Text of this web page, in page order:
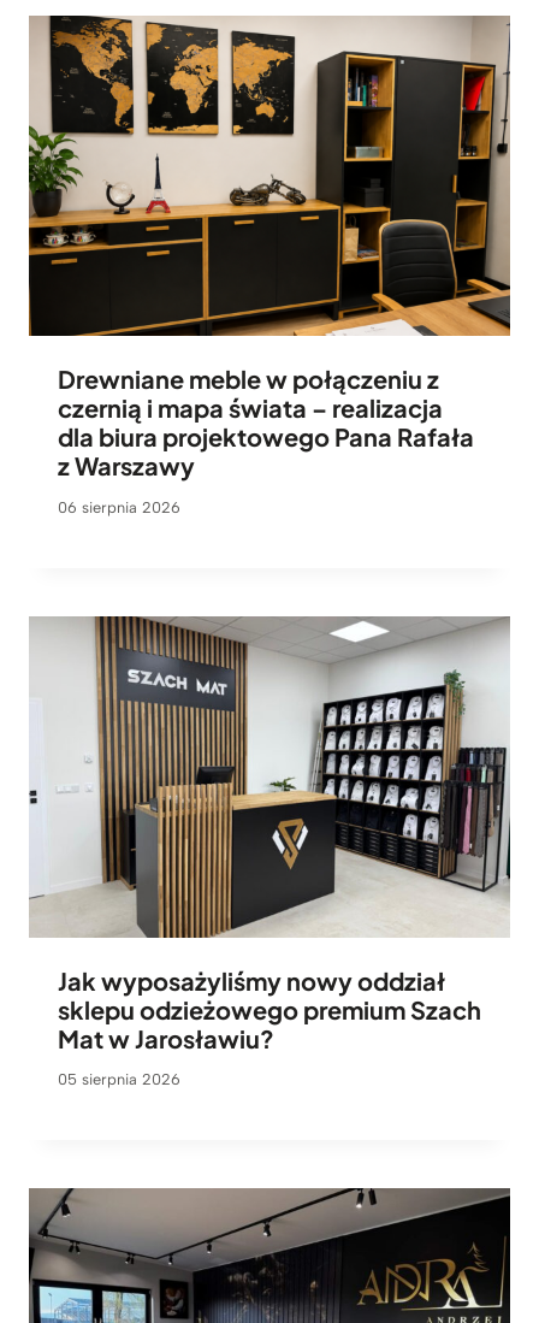
5
.
9
9
9
Drewniane meble w połączeniu z
czernią i mapa świata – realizacja
dla biura projektowego Pana Rafała
z Warszawy
06 sierpnia 2026
Jak wyposażyliśmy nowy oddział
sklepu odzieżowego premium Szach
Mat w Jarosławiu?
05 sierpnia 2026